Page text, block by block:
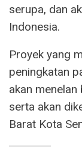
serupa, dan
Indonesia.
Proyek yang
peningkatan
akan
serta akan
Barat Kota